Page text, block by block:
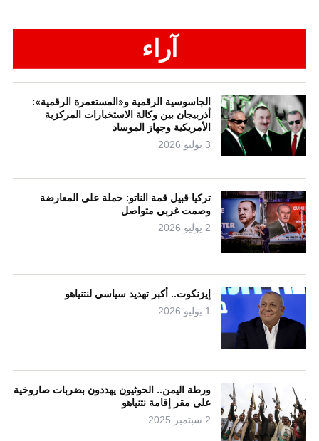
آراء
الجاسوسية الرقمية و«المستعمرة الرقمية»:
أذربيجان بين وكالة الاستخبارات المركزية
الأمريكية وجهاز الموساد
3 يوليو 2026
تركيا قبيل قمة الناتو: حملة على المعارضة
وصمت غربي متواصل
2 يوليو 2026
إيزنكوت.. أكبر تهديد سياسي لنتنياهو
1 يوليو 2026
ورطة اليمن.. الحوثيون يهددون بضربات صاروخية
على مقر إقامة نتنياهو
2 سبتمبر 2025